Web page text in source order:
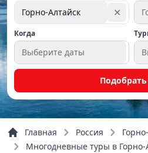
Горно-Алтайск ✕
Когда
Выберите даты
Подобрать
Главная Россия
Многодневные туры в Горно-